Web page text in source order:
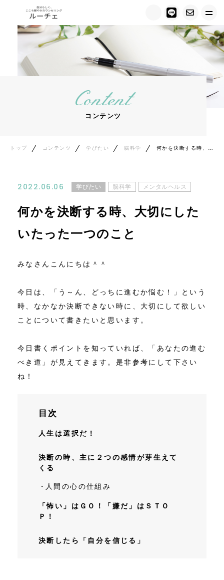
トップ
ルーチェについて
キャンペーン情報
カウンセラー紹介
お問い合わせ
アクセス
Content
コンテンツ
トップ コンテンツ 学びたい 脳科学
2022.06.06 学びたい 脳科学 メンタルヘルス
何かを決断する時、大切にした
いたった一つのこと
みなさんこんにちは＾＾
今日は、「う～ん、どっちに進むか悩む！」という
時、なかなか決断できない時に、大切にして欲しい
ことについて書きたいと思います。
今日書くポイントを知っていれば、「あなたの進む
べき道」が見えてきます。是非参考にして下さい
ね！
目次
人生は選択だ！
決断の時、主に２つの感情が芽生えて
くる
人間の心の仕組み
「怖い」はＧＯ！「嫌だ」はＳＴＯ
Ｐ！
決断したら「自分を信じる」